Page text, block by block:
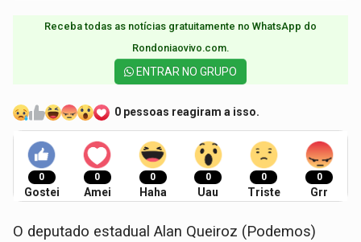
Receba todas as notícias gratuitamente no WhatsApp do
Rondoniaovivo.com.​
ENTRAR NO GRUPO
0 pessoas reagiram a isso.
0
Gostei
0
Amei
0
Haha
0
Uau
0
Triste
0
Grr
O deputado estadual Alan Queiroz (Podemos)